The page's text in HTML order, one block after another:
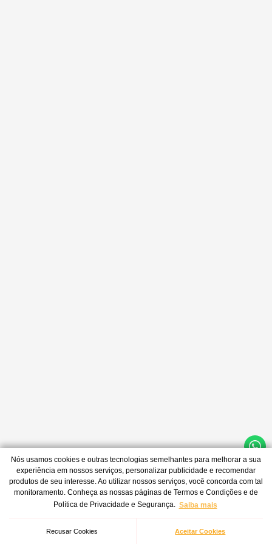
Nós usamos cookies e outras tecnologias semelhantes para melhorar a sua
experiência em nossos serviços, personalizar publicidade e recomendar
produtos de seu interesse. Ao utilizar nossos serviços, você concorda com tal
monitoramento. Conheça as nossas páginas de Termos e Condições e de
Política de Privacidade e Segurança. Saiba mais
Recusar Cookies Aceitar Cookies